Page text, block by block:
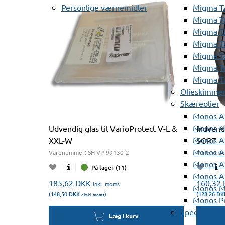
Personlige værnemidler
Migma
Migma
Migma
Migma
Migma
Migma
Migma
Skæreolier
Monos
Monos
Monos
Monos
Monos
Monos
Monos
Monos
Udvendig glas til VarioProtect V-L &
XXL-W
Varenummer: SH VP-99130-2
På lager (11)
185,62 DKK inkl. moms
(148,50 DKK ekskl. moms)
Læg i kurv
SORT
160,32
(128,26